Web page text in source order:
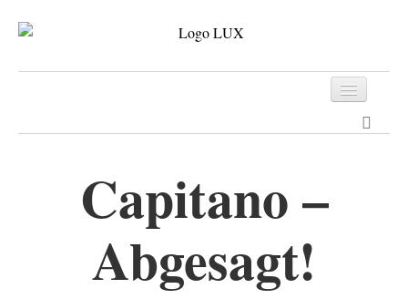
ArchivCapitano –
Abgesagt!